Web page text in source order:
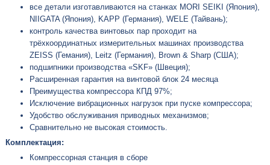
все детали изготавливаются на станках MORI SEIKI (Япония),
NIIGATA (Япония), KAPP (Германия), WELE (Тайвань);
контроль качества винтовых пар проходит на
трёхкоординатных измерительных машинах производства
ZEISS (Гемания), Leitz (Германия), Brown & Sharp (США);
подшипники производства «SKF» (Швеция);
Расширенная гарантия на винтовой блок 24 месяца
Преимущества компрессора КПД 97%;
Исключение вибрационных нагрузок при пуске компрессора;
Удобство обслуживания приводных механизмов;
Сравнительно не высокая стоимость.
Комплектация:
Компрессорная станция в сборе